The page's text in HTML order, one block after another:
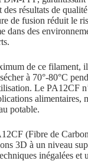
résultats de
de fusion réduit le
dans des
de ce filament,
à 70°-80°C
Le PA12CF
alimentaires,
potable.
(Fibre de
3D à un niveau
inégalées et